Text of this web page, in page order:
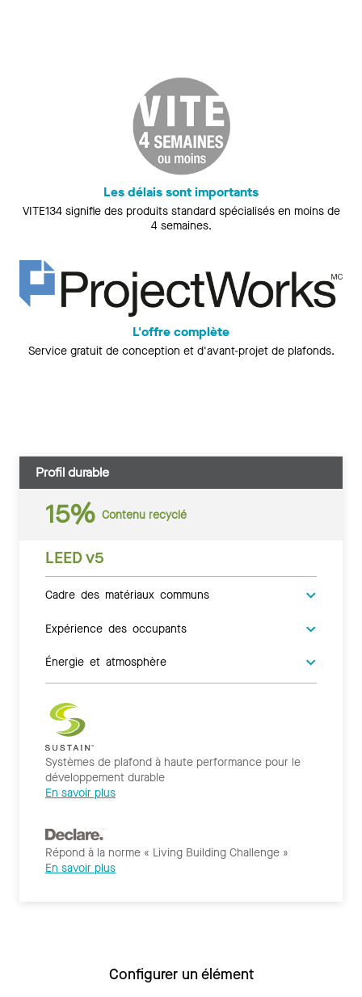
Les délais sont importants
VITE134 signifie des produits standard spécialisés en moins de
4 semaines.
L'offre complète
Service gratuit de conception et d'avant-projet de plafonds.
Profil durable
15% Contenu recyclé
LEED v5
Cadre des matériaux communs
Expérience des occupants
Énergie et atmosphère
Systèmes de plafond à haute performance pour le
développement durable
En savoir plus
Répond à la norme « Living Building Challenge »
En savoir plus
Configurer un élément